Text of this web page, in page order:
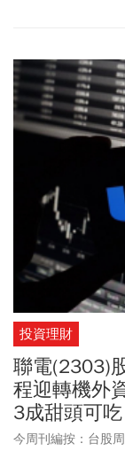
投資理財
聯電(2303)
程迎轉機外
3成甜頭可吃
今周刊編按：台股